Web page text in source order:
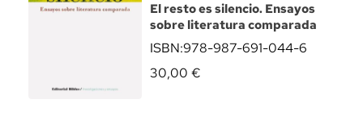
El resto es silencio. Ensayos
sobre literatura comparada
ISBN:978-987-691-044-6
30,00 €